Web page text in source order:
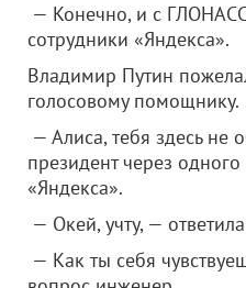
— Конечно, и с
сотрудники «Яндекса».
Владимир Путин
голосовому помощнику.
— Алиса, тебя здесь не
президент через
«Яндекса».
— Окей, учту, —
— Как ты себя